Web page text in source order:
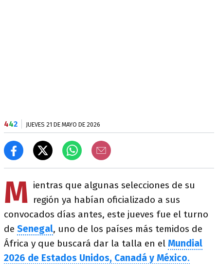
442 JUEVES 21 DE MAYO DE 2026
M ientras que algunas selecciones de su
región ya habían oficializado a sus
convocados días antes, este jueves fue el turno
de Senegal, uno de los países más temidos de
África y que buscará dar la talla en el Mundial
2026 de Estados Unidos, Canadá y México.